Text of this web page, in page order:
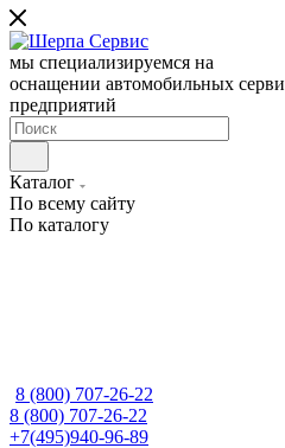
мы специализируемся на
оснащении автомобильных
предприятий
Каталог
По всему сайту
По каталогу
8 (800) 707-26-22
8 (800) 707-26-22
+7(495)940-96-89